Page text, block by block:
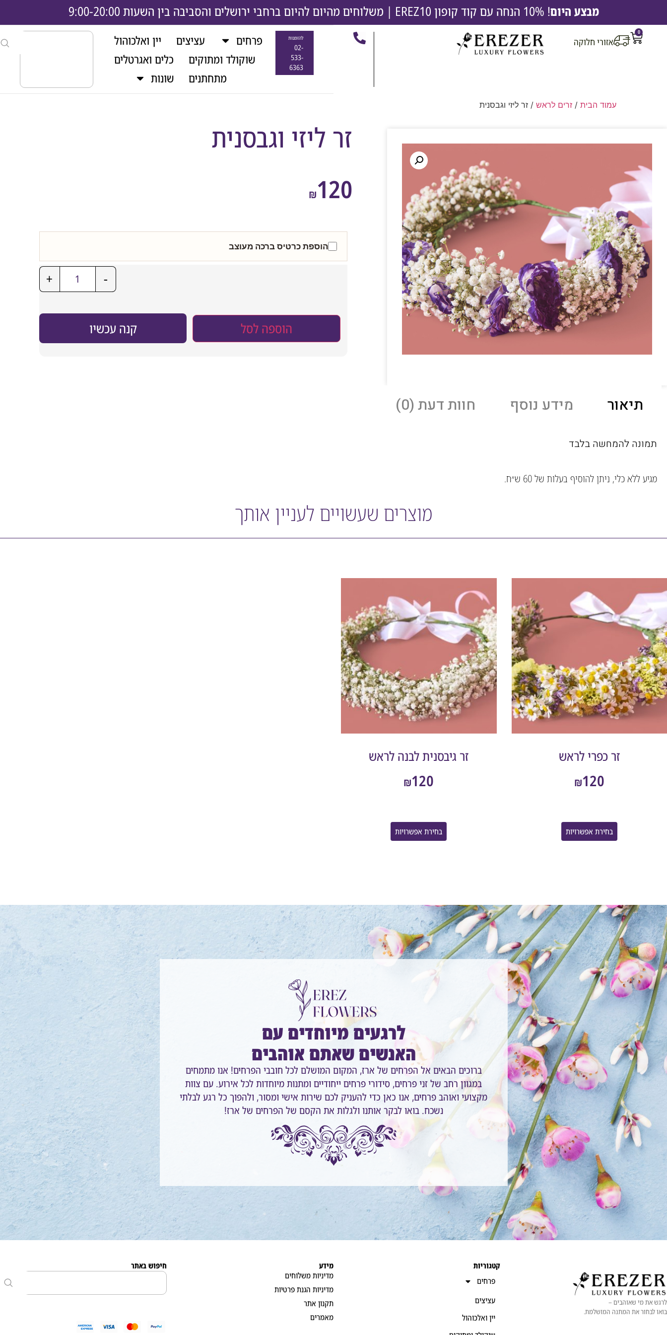
מבצע היום! 10% הנחה עם קוד קופון EREZ10 | משלוחים מהיום להיום ברחבי ירושלים והסביבה בין השעות 9:00-20:00
אזורי חלוקה
0
פרחים עציצים
יין ואלכוהול
שוקולד ומתוקים
כלים ואגרטלים
מתחתנים
שונות
להזמנות
02-
533-
6363
עמוד הבית / זרים לראש / זר ליזי וגבסנית
זר ליזי וגבסנית
₪120
הוספת כרטיס ברכה מעוצב
-
+
הוספה לסל קנה עכשיו
תיאור מידע נוסף חוות דעת (0)
תמונה להמחשה בלבד
מגיע ללא כלי, ניתן להוסיף בעלות של 60 ש״ח.
מוצרים שעשויים לעניין אותך
זר כפרי לראש
₪120
בחירת אפשרויות
זר גיבסנית לבנה לראש
₪120
בחירת אפשרויות
לרגעים מיוחדים עם
האנשים שאתם אוהבים
ברוכים הבאים אל הפרחים של ארז, המקום המושלם לכל חובבי הפרחים! אנו מתמחים
במגוון רחב של זני פרחים, סידורי פרחים ייחודיים ומתנות מיוחדות לכל אירוע. עם צוות
מקצועי ואוהב פרחים, אנו כאן כדי להעניק לכם שירות אישי ומסור, ולהפוך כל רגע לבלתי
נשכח. בואו לבקר אותנו ולגלות את הקסם של הפרחים של ארז!
לרגש את מי שאוהבים –
בואו לבחור את המתנה המושלמת.
קטגוריות
פרחים
עציצים
יין ואלכוהול
מידע
מדיניות משלוחים
מדיניות הגנת פרטיות
תקנון אתר
מאמרים
חיפוש באתר